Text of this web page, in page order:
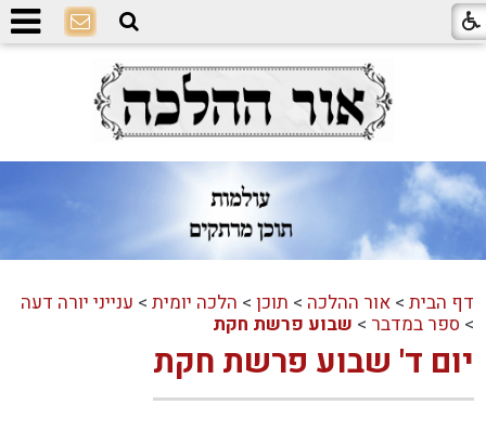
דף הבית >אור ההלכה > תוכן > הלכה יומית > ענייני יורה דעה
> ספר במדבר > שבוע פרשת חקת
יום ד' שבוע פרשת חקת